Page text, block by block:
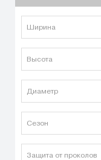
Ширина
Высота
Диаметр
Сезон
Защита от проколов